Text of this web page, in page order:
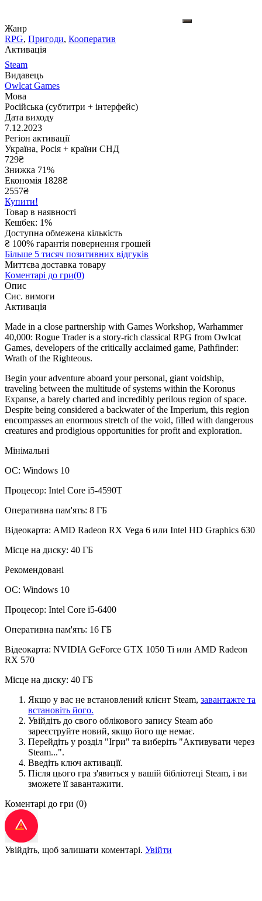
Жанр
RPG, Пригоди, Кооператив
Активація
Steam
Видавець
Owlcat Games
Мова
Російська (субтитри + інтерфейс)
Дата виходу
7.12.2023
Регіон активації
Україна, Росія + країни СНД
729₴
Знижка 71%
Економія 1828₴
2557₴
Купити!
Товар в наявності
Кешбек: 1%
Доступна обмежена кількість
₴ 100% гарантія повернення грошей
Більше 5 тисяч позитивних відгуків
Миттєва доставка товару
Коментарі до гри(0)
Опис
Сис. вимоги
Активація
Made in a close partnership with Games Workshop, Warhammer
40,000: Rogue Trader is a story-rich classical RPG from Owlcat
Games, developers of the critically acclaimed game, Pathfinder:
Wrath of the Righteous.
Begin your adventure aboard your personal, giant voidship,
traveling between the multitude of systems within the Koronus
Expanse, a barely charted and incredibly perilous region of space.
Despite being considered a backwater of the Imperium, this region
encompasses an enormous stretch of the void, filled with dangerous
creatures and prodigious opportunities for profit and exploration.
Мінімальні
ОС: Windows 10
Процесор: Intel Core i5-4590T
Оперативна пам'ять: 8 ГБ
Відеокарта: AMD Radeon RX Vega 6 или Intel HD Graphics 630
Місце на диску: 40 ГБ
Рекомендовані
ОС: Windows 10
Процесор: Intel Core i5-6400
Оперативна пам'ять: 16 ГБ
Відеокарта: NVIDIA GeForce GTX 1050 Ti или AMD Radeon
RX 570
Місце на диску: 40 ГБ
Якщо у вас не встановлений клієнт Steam, завантажте та
встановіть його.
Увійдіть до свого облікового запису Steam або
зареєструйте новий, якщо його ще немає.
Перейдіть у розділ "Ігри" та виберіть "Активувати через
Steam...".
Введіть ключ активації.
Після цього гра з'явиться у вашій бібліотеці Steam, і ви
зможете її завантажити.
Коментарі до гри (0)
Увійдіть, щоб залишати коментарі. Увійти